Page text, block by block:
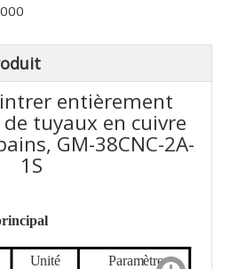
entièrement
tuyaux en cuivre
GM-38CNC-2A-
1S
Unité
Paramètre